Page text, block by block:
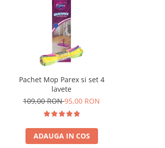
Pachet Mop Parex si set 4
lavete
109,00 RON95,00 RON
ADAUGA IN COS